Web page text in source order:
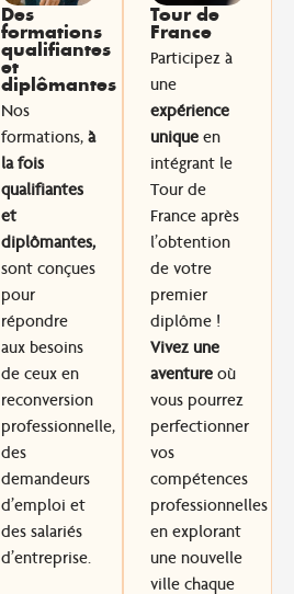
Des
formations
qualifiantes
et
diplômantes
Nos
formations, à
la fois
qualifiantes
et
diplômantes,
sont conçues
pour
répondre
aux besoins
de ceux en
reconversion
professionnelle,
des
demandeurs
d’emploi et
des salariés
d’entreprise.
Tour de
France
Participez à
une
expérience
unique en
intégrant le
Tour de
France après
l’obtention
de votre
premier
diplôme !
Vivez une
aventure où
vous pourrez
perfectionner
vos
compétences
professionnelles
en explorant
une nouvelle
ville chaque